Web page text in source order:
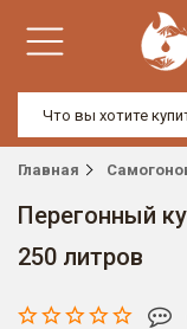
Главная
Перегонный
250 литров